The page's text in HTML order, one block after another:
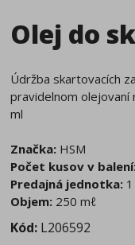
Olej do
Údržba skartovacích
pravidelnom olejovaní
ml
Značka: HSM
Počet kusov v
Predajná jednotka:
Objem: 250 mℓ
Kód: L206592